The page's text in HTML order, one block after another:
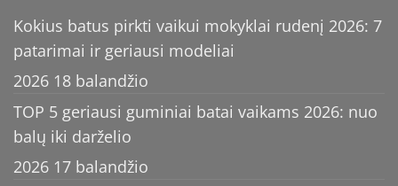
Kokius batus pirkti vaikui mokyklai rudenį 2026: 7
patarimai ir geriausi modeliai
2026 18 balandžio
TOP 5 geriausi guminiai batai vaikams 2026: nuo
balų iki darželio
2026 17 balandžio